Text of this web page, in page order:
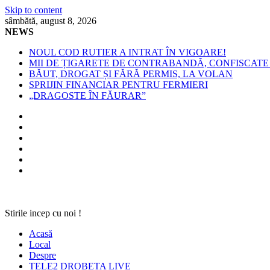
Skip to content
sâmbătă, august 8, 2026
NEWS
NOUL COD RUTIER A INTRAT ÎN VIGOARE!
MII DE ȚIGARETE DE CONTRABANDĂ,
BĂUT, DROGAT ȘI FĂRĂ PERMIS, LA VOLAN
SPRIJIN FINANCIAR PENTRU FERMIERI
„DRAGOSTE ÎN FĂURAR”
Stirile incep cu noi !
Acasă
Local
Despre
TELE2 DROBETA LIVE